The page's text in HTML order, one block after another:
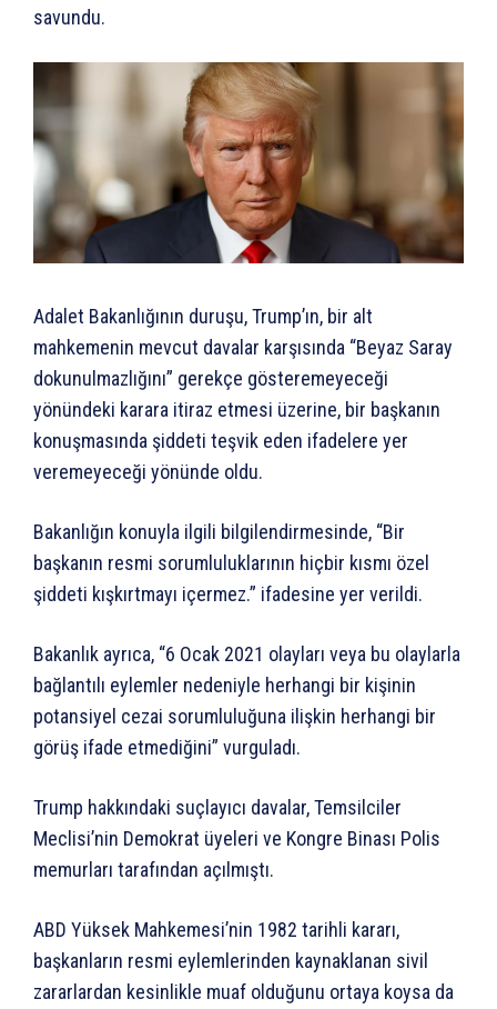
savundu.
Adalet Bakanlığının duruşu, Trump’ın, bir alt
mahkemenin mevcut davalar karşısında “Beyaz Saray
dokunulmazlığını” gerekçe gösteremeyeceği
yönündeki karara itiraz etmesi üzerine, bir başkanın
konuşmasında şiddeti teşvik eden ifadelere yer
veremeyeceği yönünde oldu.
Bakanlığın konuyla ilgili bilgilendirmesinde, “Bir
başkanın resmi sorumluluklarının hiçbir kısmı özel
şiddeti kışkırtmayı içermez.” ifadesine yer verildi.
Bakanlık ayrıca, “6 Ocak 2021 olayları veya bu olaylarla
bağlantılı eylemler nedeniyle herhangi bir kişinin
potansiyel cezai sorumluluğuna ilişkin herhangi bir
görüş ifade etmediğini” vurguladı.
Trump hakkındaki suçlayıcı davalar, Temsilciler
Meclisi’nin Demokrat üyeleri ve Kongre Binası Polis
memurları tarafından açılmıştı.
ABD Yüksek Mahkemesi’nin 1982 tarihli kararı,
başkanların resmi eylemlerinden kaynaklanan sivil
zararlardan kesinlikle muaf olduğunu ortaya koysa da